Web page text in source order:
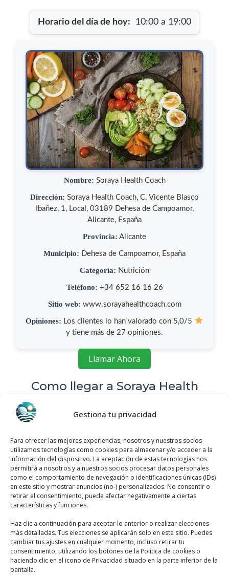
Gestiona tu privacidad
Para ofrecer las mejores experiencias, nosotros y nuestros socios
utilizamos tecnologías como cookies para almacenar y/o acceder a la
información del dispositivo. La aceptación de estas tecnologías nos
permitirá a nosotros y a nuestros socios procesar datos personales
como el comportamiento de navegación o identificaciones únicas (IDs)
en este sitio y mostrar anuncios (no-) personalizados. No consentir o
retirar el consentimiento, puede afectar negativamente a ciertas
características y funciones.
Haz clic a continuación para aceptar lo anterior o realizar elecciones
más detalladas. Tus elecciones se aplicarán solo en este sitio. Puedes
cambiar tus ajustes en cualquier momento, incluso retirar tu
consentimiento, utilizando los botones de la Política de cookies o
haciendo clic en el icono de Privacidad situado en la parte inferior de la
pantalla.
Horario del día de hoy: 10:00 a 19:00
Nombre: Soraya Health Coach
Dirección: Soraya Health Coach, C. Vicente Blasco
Ibañez, 1, Local, 03189 Dehesa de Campoamor,
Alicante, España
Provincia: Alicante
Municipio: Dehesa de Campoamor, España
Categoría: Nutrición
Teléfono: +34 652 16 16 26
Sitio web: www.sorayahealthcoach.com
Opiniones: Los clientes lo han valorado con 5,0/5
y tiene más de 27 opiniones.
Llamar Ahora
Como llegar a Soraya Health
Soraya Health Coach
en Soraya Health Coach, C. Vicente Blasco
Ibañez, 1, Local, 03189 Dehesa de
Campoamor, Alicante, España, utiliza el
siguientemapa para llegar fácilmente:
Haz clic para aceptar márketing cookies y